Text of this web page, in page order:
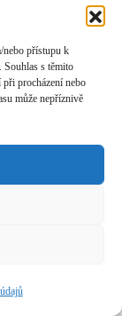
nebo přístupu k
s těmito
procházení nebo
může nepříznivě
středisko
|